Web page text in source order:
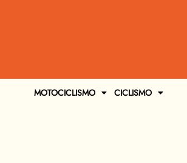
MOTOCICLISMO CICLISMO